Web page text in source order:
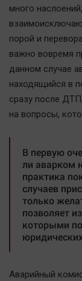
много
порой и
важно вовремя
данном случае
находящийся в
сразу после
на вопросы,
В первую
ли аварком
практика
случаев
только
позволяет
которыми
Аварийный